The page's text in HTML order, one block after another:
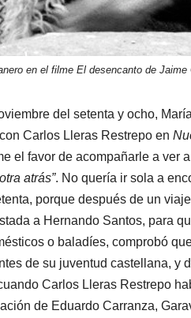
en el filme El desencanto de Jaime
del setenta y ocho,
Carlos Lleras Restrepo en
el favor de acompañarle a ver
atrás”. No quería ir sola a
porque después de un
a Hernando Santos, para
o baladíes, comprobó
de su juventud castellana, y
Carlos Lleras Restrepo
de Eduardo Carranza,